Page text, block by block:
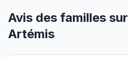
Avis des familles sur
Artémis